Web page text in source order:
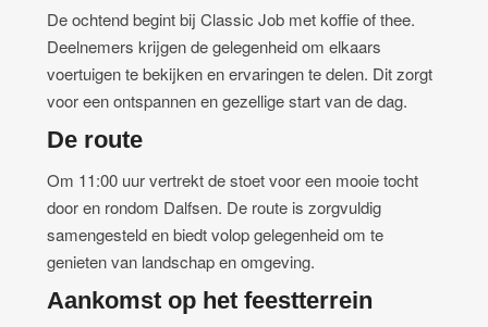
De ochtend begint bij Classic Job met koffie of thee.
Deelnemers krijgen de gelegenheid om elkaars
voertuigen te bekijken en ervaringen te delen. Dit zorgt
voor een ontspannen en gezellige start van de dag.
De route
Om 11:00 uur vertrekt de stoet voor een mooie tocht
door en rondom Dalfsen. De route is zorgvuldig
samengesteld en biedt volop gelegenheid om te
genieten van landschap en omgeving.
Aankomst op het feestterrein